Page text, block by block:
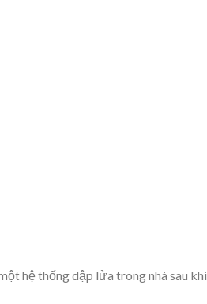
hệ thống dập lửa trong nhà sau khi